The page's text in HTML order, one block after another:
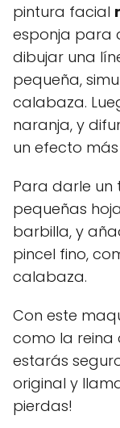
pintura facial
esponja para
dibujar una
pequeña,
calabaza.
naranja, y
un efecto
Para darle un
pequeñas
barbilla, y
pincel fino,
calabaza.
Con este
como la reina
estarás
original y
pierdas!